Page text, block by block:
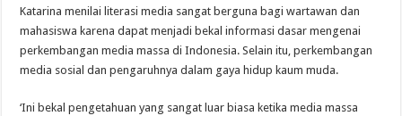
Katarina menilai literasi media sangat berguna bagi wartawan dan
mahasiswa karena dapat menjadi bekal informasi dasar mengenai
perkembangan media massa di Indonesia. Selain itu, perkembangan
media sosial dan pengaruhnya dalam gaya hidup kaum muda.
‘Ini bekal pengetahuan yang sangat luar biasa ketika media massa